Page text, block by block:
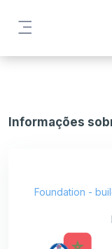
Informações
Foundation -